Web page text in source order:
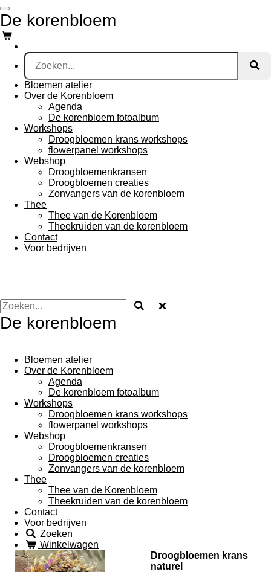
Ga
direct
naar
de
hoofdinhoud
De korenbloem
Bloemen atelier
Over de Korenbloem
Agenda
De korenbloem fotoalbum
Workshops
Droogbloemen krans workshops
flowerpanel workshops
Webshop
Droogbloemenkransen
Droogbloemen creaties
Zonvangers van de korenbloem
Thee
Thee van de Korenbloem
Theekruiden van de korenbloem
Contact
Voor bedrijven
De korenbloem
Bloemen atelier
Over de Korenbloem
Agenda
De korenbloem fotoalbum
Workshops
Droogbloemen krans workshops
flowerpanel workshops
Webshop
Droogbloemenkransen
Droogbloemen creaties
Zonvangers van de korenbloem
Thee
Thee van de Korenbloem
Theekruiden van de korenbloem
Contact
Voor bedrijven
Zoeken
Winkelwagen
Droogbloemen krans
naturel